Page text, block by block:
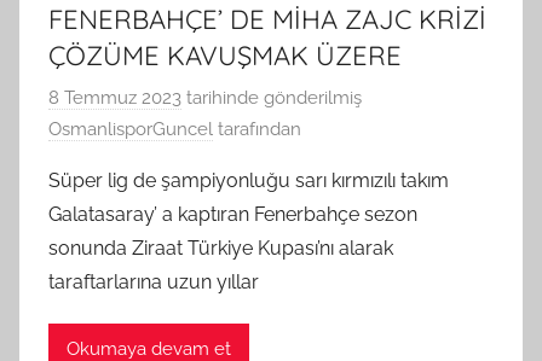
FENERBAHÇE’ DE MİHA ZAJC KRİZİ
ÇÖZÜME KAVUŞMAK ÜZERE
8 Temmuz 2023 tarihinde gönderilmiş
OsmanlisporGuncel tarafından
Süper lig de şampiyonluğu sarı kırmızılı takım
Galatasaray’ a kaptıran Fenerbahçe sezon
sonunda Ziraat Türkiye Kupası’nı alarak
taraftarlarına uzun yıllar
Okumaya devam et